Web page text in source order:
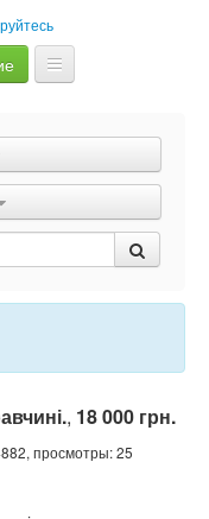
, 18 000 грн.
просмотры: 25